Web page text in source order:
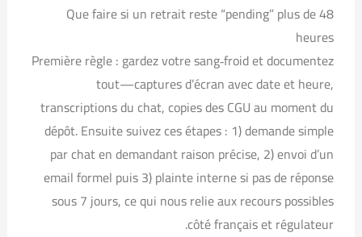
Que faire si un retrait reste “pending” plus de 48
heures
Première règle : gardez votre sang‑froid et documentez
tout—captures d’écran avec date et heure,
transcriptions du chat, copies des CGU au moment du
dépôt. Ensuite suivez ces étapes : 1) demande simple
par chat en demandant raison précise, 2) envoi d’un
email formel puis 3) plainte interne si pas de réponse
sous 7 jours, ce qui nous relie aux recours possibles
côté français et régulateur.